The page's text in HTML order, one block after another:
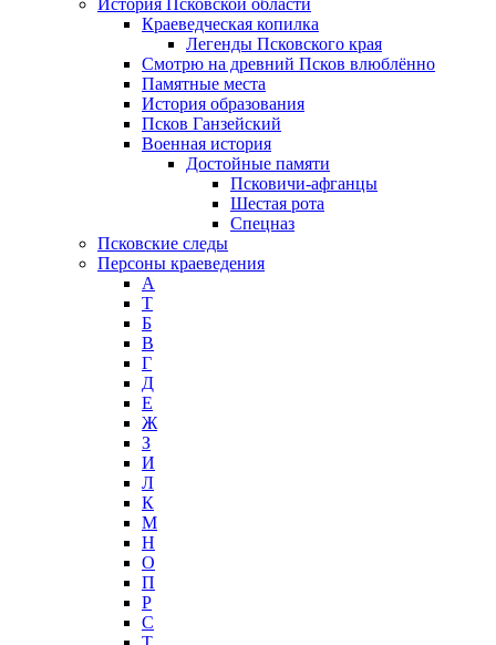
Краеведческая копилка
Легенды Псковского края
Смотрю на древний Псков влюблённо
Памятные места
История образования
Псков Ганзейский
Военная история
Достойные памяти
Псковичи-афганцы
Шестая рота
Спецназ
Псковские следы
Персоны краеведения
А
T
Б
В
Г
Д
Е
Ж
З
И
Л
К
М
Н
О
П
Р
С